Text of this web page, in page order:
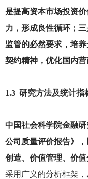
是提高资本市场投资
力，形成良性循环；
监管的必然要求，培
契约精神，优化国内营
1.3 研究方法及统计指
中国社会科学院金融
公司质量评价报告》
创造、价值管理、价值
采用广义的分析框架，